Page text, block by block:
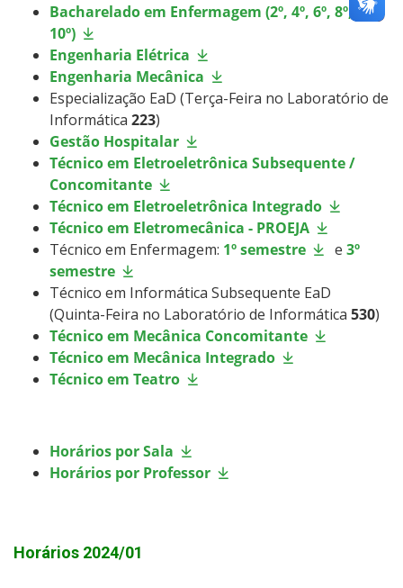
Bacharelado em Enfermagem (2º, 4º, 6º, 8º, 9º e
10º)
Engenharia Elétrica
Engenharia Mecânica
Especialização EaD (Terça-Feira no Laboratório de
Informática 223)
Gestão Hospitalar
Técnico em Eletroeletrônica Subsequente /
Concomitante
Técnico em Eletroeletrônica Integrado
Técnico em Eletromecânica - PROEJA
Técnico em Enfermagem: 1º semestre e 3º
semestre
Técnico em Informática Subsequente EaD
(Quinta-Feira no Laboratório de Informática 530)
Técnico em Mecânica Concomitante
Técnico em Mecânica Integrado
Técnico em Teatro
Horários por Sala
Horários por Professor
Horários 2024/01